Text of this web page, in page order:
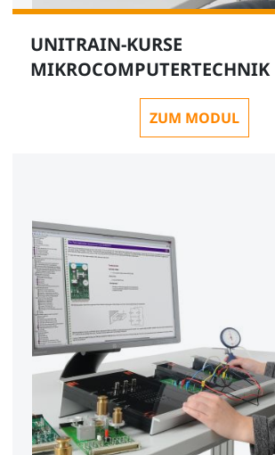
UNITRAIN-KURSE
MIKROCOMPUTERTECHNIK
ZUM MODUL